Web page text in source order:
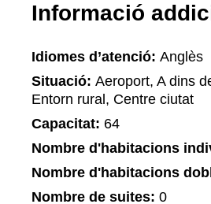
Informació
Idiomes d’atenció: Anglès
Situació: Aeroport, A dins
Entorn rural, Centre ciutat
Capacitat: 64
Nombre d'habitacions
Nombre d'habitacions
Nombre de suites: 0